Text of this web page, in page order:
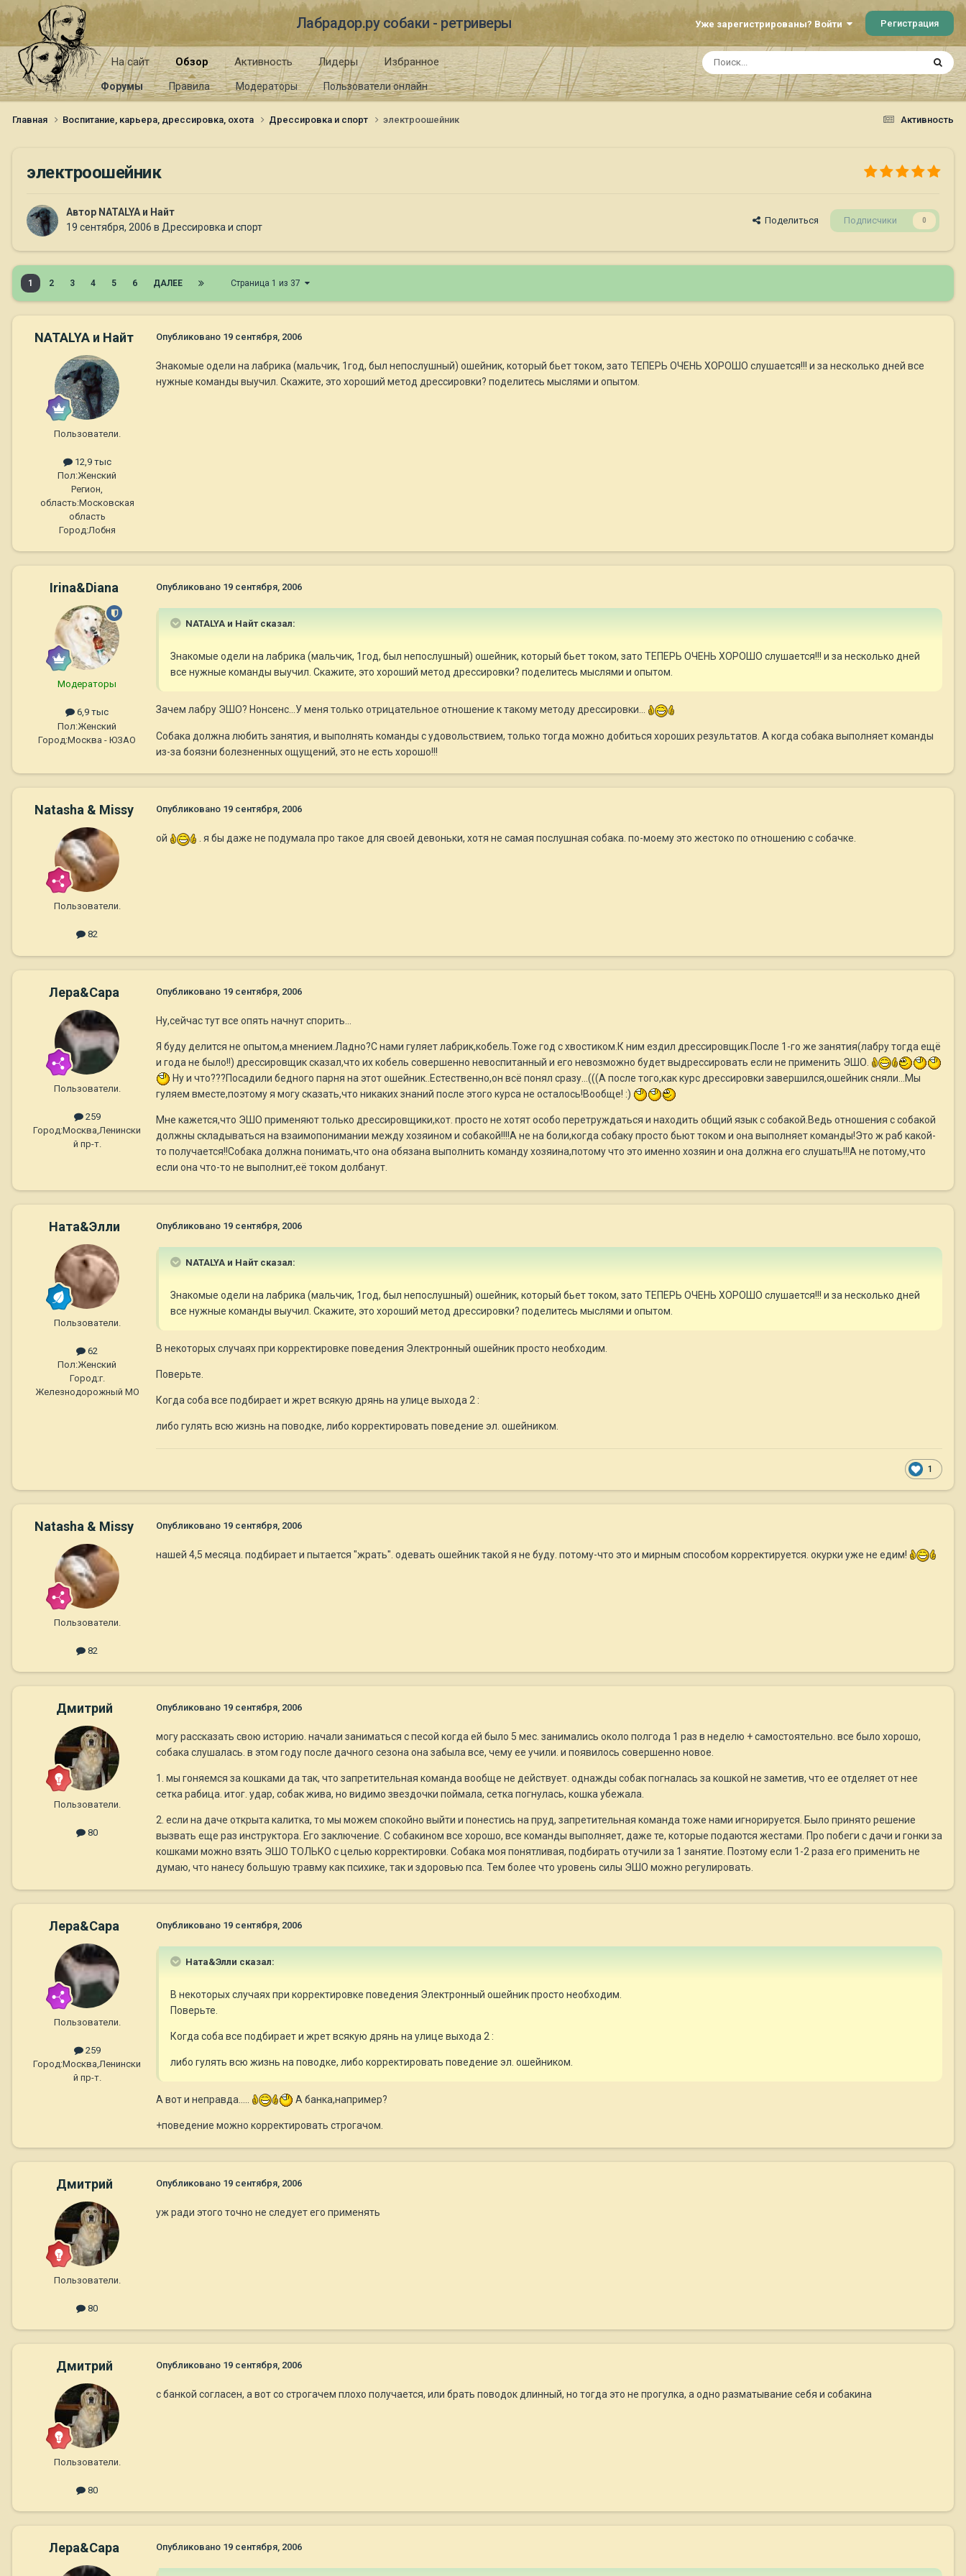
Лабрадор.ру собаки - ретриверы Уже зарегистрированы? Войти Регистрация
На сайт Обзор
Форумы Правила Модераторы Пользователи онлайн
Активность Лидеры Избранное
Активность
Главная Воспитание, карьера, дрессировка, охота Дрессировка и спорт электроошейник
электроошейник
Автор NATALYA и Найт
19 сентября, 2006 в Дрессировка и спорт
Поделиться Подписчики 0
1 2 3 4 5 6 ДАЛЕЕ Страница 1 из 37
NATALYA и Найт
Пользователи.
12,9 тыс
Пол:Женский
Регион,
область:Московская
область
Город:Лобня
Опубликовано 19 сентября, 2006
Знакомые одели на лабрика (мальчик, 1год, был непослушный) ошейник, который бьет током, зато ТЕПЕРЬ ОЧЕНЬ ХОРОШО слушается!!! и за несколько дней все
нужные команды выучил. Скажите, это хороший метод дрессировки? поделитесь мыслями и опытом.
Irina&Diana
Модераторы
6,9 тыс
Пол:Женский
Город:Москва - ЮЗАО
Опубликовано 19 сентября, 2006
NATALYA и Найт сказал:
Знакомые одели на лабрика (мальчик, 1год, был непослушный) ошейник, который бьет током, зато ТЕПЕРЬ ОЧЕНЬ ХОРОШО слушается!!! и за несколько дней
все нужные команды выучил. Скажите, это хороший метод дрессировки? поделитесь мыслями и опытом.
Зачем лабру ЭШО? Нонсенс...У меня только отрицательное отношение к такому методу дрессировки...
Собака должна любить занятия, и выполнять команды с удовольствием, только тогда можно добиться хороших результатов. А когда собака выполняет команды
из-за боязни болезненных ощущений, это не есть хорошо!!!
Natasha & Missy
Пользователи.
82
Опубликовано 19 сентября, 2006
ой . я бы даже не подумала про такое для своей девоньки, хотя не самая послушная собака. по-моему это жестоко по отношению с собачке.
Лера&Сара
Пользователи.
259
Город:Москва,Ленински
й пр-т.
Опубликовано 19 сентября, 2006
Ну,сейчас тут все опять начнут спорить...
Я буду делится не опытом,а мнением.Ладно?С нами гуляет лабрик,кобель.Тоже год с хвостиком.К ним ездил дрессировщик.После 1-го же занятия(лабру тогда ещё
и года не было!!) дрессировщик сказал,что их кобель совершенно невоспитанный и его невозможно будет выдрессировать если не применить ЭШО.
Ну и что???Посадили бедного парня на этот ошейник..Естественно,он всё понял сразу...(((А после того,как курс дрессировки завершился,ошейник сняли...Мы
гуляем вместе,поэтому я могу сказать,что никаких знаний после этого курса не осталось!Вообще! :)
Мне кажется,что ЭШО применяют только дрессировщики,кот. просто не хотят особо перетруждаться и находить общий язык с собакой.Ведь отношения с собакой
должны складываться на взаимопонимании между хозяином и собакой!!!!А не на боли,когда собаку просто бьют током и она выполняет команды!Это ж раб какой-
то получается!!Собака должна понимать,что она обязана выполнить команду хозяина,потому что это именно хозяин и она должна его слушать!!!А не потому,что
если она что-то не выполнит,её током долбанут.
Ната&Элли
Пользователи.
62
Пол:Женский
Город:г.
Железнодорожный МО
Опубликовано 19 сентября, 2006
NATALYA и Найт сказал:
Знакомые одели на лабрика (мальчик, 1год, был непослушный) ошейник, который бьет током, зато ТЕПЕРЬ ОЧЕНЬ ХОРОШО слушается!!! и за несколько дней
все нужные команды выучил. Скажите, это хороший метод дрессировки? поделитесь мыслями и опытом.
В некоторых случаях при корректировке поведения Электронный ошейник просто необходим.
Поверьте.
Когда соба все подбирает и жрет всякую дрянь на улице выхода 2 :
либо гулять всю жизнь на поводке, либо корректировать поведение эл. ошейником.
1
Natasha & Missy
Пользователи.
82
Опубликовано 19 сентября, 2006
нашей 4,5 месяца. подбирает и пытается "жрать". одевать ошейник такой я не буду. потому-что это и мирным способом корректируется. окурки уже не едим!
Дмитрий
Пользователи.
80
Опубликовано 19 сентября, 2006
могу рассказать свою историю. начали заниматься с песой когда ей было 5 мес. занимались около полгода 1 раз в неделю + самостоятельно. все было хорошо,
собака слушалась. в этом году после дачного сезона она забыла все, чему ее учили. и появилось совершенно новое.
1. мы гоняемся за кошками да так, что запретительная команда вообще не действует. однажды собак погналась за кошкой не заметив, что ее отделяет от нее
сетка рабица. итог. удар, собак жива, но видимо звездочки поймала, сетка погнулась, кошка убежала.
2. если на даче открыта калитка, то мы можем спокойно выйти и понестись на пруд, запретительная команда тоже нами игнорируется. Было принято решение
вызвать еще раз инструктора. Его заключение. С собакином все хорошо, все команды выполняет, даже те, которые подаются жестами. Про побеги с дачи и гонки за
кошками можно взять ЭШО ТОЛЬКО с целью корректировки. Собака моя понятливая, подбирать отучили за 1 занятие. Поэтому если 1-2 раза его применить не
думаю, что нанесу большую травму как психике, так и здоровью пса. Тем более что уровень силы ЭШО можно регулировать.
Лера&Сара
Пользователи.
259
Город:Москва,Ленински
й пр-т.
Опубликовано 19 сентября, 2006
Ната&Элли сказал:
В некоторых случаях при корректировке поведения Электронный ошейник просто необходим.
Поверьте.
Когда соба все подбирает и жрет всякую дрянь на улице выхода 2 :
либо гулять всю жизнь на поводке, либо корректировать поведение эл. ошейником.
А вот и неправда..... А банка,например?
+поведение можно корректировать строгачом.
Дмитрий
Пользователи.
80
Опубликовано 19 сентября, 2006
уж ради этого точно не следует его применять
Дмитрий
Пользователи.
80
Опубликовано 19 сентября, 2006
с банкой согласен, а вот со строгачем плохо получается, или брать поводок длинный, но тогда это не прогулка, а одно разматывание себя и собакина
Лера&Сара Опубликовано 19 сентября, 2006